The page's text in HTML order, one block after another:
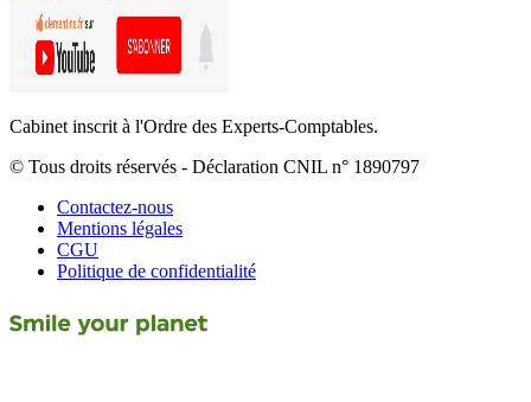
Cabinet inscrit à l'Ordre des Experts-Comptables.
© Tous droits réservés - Déclaration CNIL n° 1890797
Contactez-nous
Mentions légales
CGU
Politique de confidentialité